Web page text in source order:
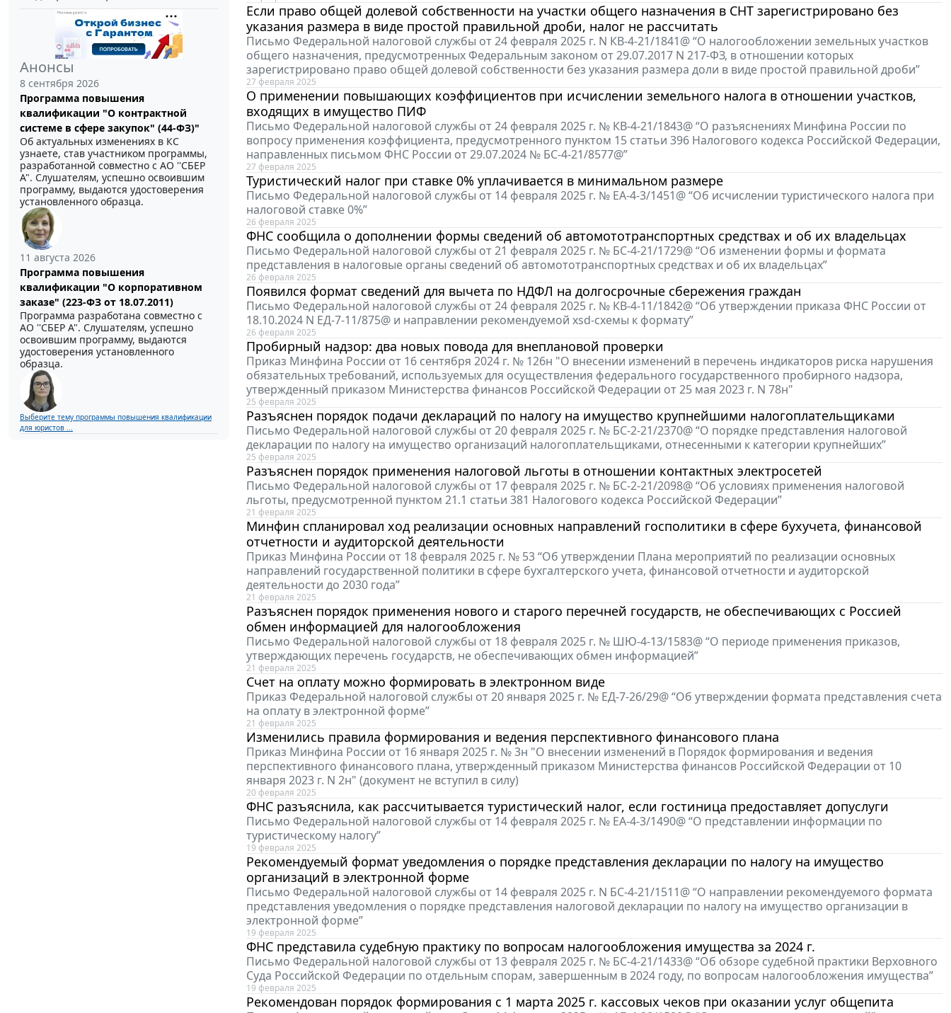
Анонсы
8 сентября 2026
Программа повышения
квалификации "О контрактной
системе в сфере закупок" (44-ФЗ)"
Об актуальных изменениях в КС
узнаете, став участником программы,
разработанной совместно с АО ''СБЕР
А". Слушателям, успешно освоившим
программу, выдаются удостоверения
установленного образца.
11 августа 2026
Программа повышения
квалификации "О корпоративном
заказе" (223-ФЗ от 18.07.2011)
Программа разработана совместно с
АО ''СБЕР А". Слушателям, успешно
освоившим программу, выдаются
удостоверения установленного
образца.
Выберите тему программы повышения квалификации
для юристов ...
Если право общей долевой собственности на участки общего назначения в СНТ зарегистрировано без
указания размера в виде простой правильной дроби, налог не рассчитать
Письмо Федеральной налоговой службы от 24 февраля 2025 г. N КВ-4-21/1841@ “О налогообложении земельных участков
общего назначения, предусмотренных Федеральным законом от 29.07.2017 N 217-ФЗ, в отношении которых
зарегистрировано право общей долевой собственности без указания размера доли в виде простой правильной дроби”
27 февраля 2025
О применении повышающих коэффициентов при исчислении земельного налога в отношении участков,
входящих в имущество ПИФ
Письмо Федеральной налоговой службы от 24 февраля 2025 г. № КВ-4-21/1843@ “О разъяснениях Минфина России по
вопросу применения коэффициента, предусмотренного пунктом 15 статьи 396 Налогового кодекса Российской Федерации,
направленных письмом ФНС России от 29.07.2024 № БС-4-21/8577@”
27 февраля 2025
Туристический налог при ставке 0% уплачивается в минимальном размере
Письмо Федеральной налоговой службы от 14 февраля 2025 г. № ЕА-4-3/1451@ “Об исчислении туристического налога при
налоговой ставке 0%”
26 февраля 2025
ФНС сообщила о дополнении формы сведений об автомототранспортных средствах и об их владельцах
Письмо Федеральной налоговой службы от 21 февраля 2025 г. № БС-4-21/1729@ “Об изменении формы и формата
представления в налоговые органы сведений об автомототранспортных средствах и об их владельцах”
26 февраля 2025
Появился формат сведений для вычета по НДФЛ на долгосрочные сбережения граждан
Письмо Федеральной налоговой службы от 24 февраля 2025 г. № КВ-4-11/1842@ “Об утверждении приказа ФНС России от
18.10.2024 N ЕД-7-11/875@ и направлении рекомендуемой xsd-схемы к формату”
26 февраля 2025
Пробирный надзор: два новых повода для внеплановой проверки
Приказ Минфина России от 16 сентября 2024 г. № 126н "О внесении изменений в перечень индикаторов риска нарушения
обязательных требований, используемых для осуществления федерального государственного пробирного надзора,
утвержденный приказом Министерства финансов Российской Федерации от 25 мая 2023 г. N 78н"
25 февраля 2025
Разъяснен порядок подачи деклараций по налогу на имущество крупнейшими налогоплательщиками
Письмо Федеральной налоговой службы от 20 февраля 2025 г. № БС-2-21/2370@ “О порядке представления налоговой
декларации по налогу на имущество организаций налогоплательщиками, отнесенными к категории крупнейших”
25 февраля 2025
Разъяснен порядок применения налоговой льготы в отношении контактных электросетей
Письмо Федеральной налоговой службы от 17 февраля 2025 г. № БС-2-21/2098@ “Об условиях применения налоговой
льготы, предусмотренной пунктом 21.1 статьи 381 Налогового кодекса Российской Федерации”
21 февраля 2025
Минфин спланировал ход реализации основных направлений госполитики в сфере бухучета, финансовой
отчетности и аудиторской деятельности
Приказ Минфина России от 18 февраля 2025 г. № 53 “Об утверждении Плана мероприятий по реализации основных
направлений государственной политики в сфере бухгалтерского учета, финансовой отчетности и аудиторской
деятельности до 2030 года”
21 февраля 2025
Разъяснен порядок применения нового и старого перечней государств, не обеспечивающих с Россией
обмен информацией для налогообложения
Письмо Федеральной налоговой службы от 18 февраля 2025 г. № ШЮ-4-13/1583@ “О периоде применения приказов,
утверждающих перечень государств, не обеспечивающих обмен информацией”
21 февраля 2025
Счет на оплату можно формировать в электронном виде
Приказ Федеральной налоговой службы от 20 января 2025 г. № ЕД-7-26/29@ “Об утверждении формата представления счета
на оплату в электронной форме”
21 февраля 2025
Изменились правила формирования и ведения перспективного финансового плана
Приказ Минфина России от 16 января 2025 г. № 3н "О внесении изменений в Порядок формирования и ведения
перспективного финансового плана, утвержденный приказом Министерства финансов Российской Федерации от 10
января 2023 г. N 2н" (документ не вступил в силу)
20 февраля 2025
ФНС разъяснила, как рассчитывается туристический налог, если гостиница предоставляет допуслуги
Письмо Федеральной налоговой службы от 14 февраля 2025 г. № ЕА-4-3/1490@ “О представлении информации по
туристическому налогу”
19 февраля 2025
Рекомендуемый формат уведомления о порядке представления декларации по налогу на имущество
организаций в электронной форме
Письмо Федеральной налоговой службы от 14 февраля 2025 г. N БС-4-21/1511@ “О направлении рекомендуемого формата
представления уведомления о порядке представления налоговой декларации по налогу на имущество организации в
электронной форме”
19 февраля 2025
ФНС представила судебную практику по вопросам налогообложения имущества за 2024 г.
Письмо Федеральной налоговой службы от 13 февраля 2025 г. № БС-4-21/1433@ “Об обзоре судебной практики Верховного
Суда Российской Федерации по отдельным спорам, завершенным в 2024 году, по вопросам налогообложения имущества”
19 февраля 2025
Рекомендован порядок формирования с 1 марта 2025 г. кассовых чеков при оказании услуг общепита